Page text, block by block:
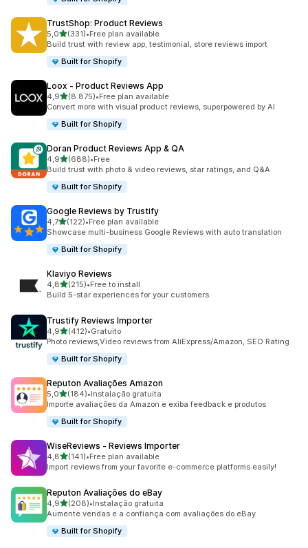
TrustShop: Product Reviews
5,0de 5 estrelas
(331)
331 total de avaliações
•Free plan available
Build trust with review app, testimonial, store reviews import
Built for Shopify
Loox ‑ Product Reviews App
4,9de 5 estrelas
(8.875)
8875 total de avaliações
•Free plan available
Convert more with visual product reviews, superpowered by AI
Built for Shopify
Doran Product Reviews App & QA
4,9de 5 estrelas
(688)
688 total de avaliações
•Free
Build trust with photo & video reviews, star ratings, and Q&A
Built for Shopify
Google Reviews by Trustify
4,7de 5 estrelas
(122)
122 total de avaliações
•Free plan available
Showcase multi-business Google Reviews with auto translation
Built for Shopify
Klaviyo Reviews
4,8de 5 estrelas
(215)
215 total de avaliações
•Free to install
Build 5-star experiences for your customers.
Trustify Reviews Importer
4,9de 5 estrelas
(412)
412 total de avaliações
•Gratuito
Photo reviews,Video reviews from AliExpress/Amazon, SEO Rating
Built for Shopify
Reputon Avaliações Amazon
5,0de 5 estrelas
(184)
184 total de avaliações
•Instalação gratuita
Importe avaliações da Amazon e exiba feedback e produtos
Built for Shopify
WiseReviews ‑ Reviews Importer
4,8de 5 estrelas
(141)
141 total de avaliações
•Free plan available
Import reviews from your favorite e-commerce platforms easily!
Reputon Avaliações do eBay
4,9de 5 estrelas
(208)
208 total de avaliações
•Instalação gratuita
Aumente vendas e a confiança com avaliações do eBay
Built for Shopify